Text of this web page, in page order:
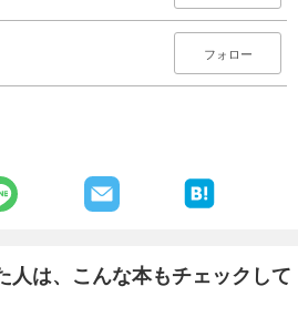
フォロー
人は、こんな本もチェックして